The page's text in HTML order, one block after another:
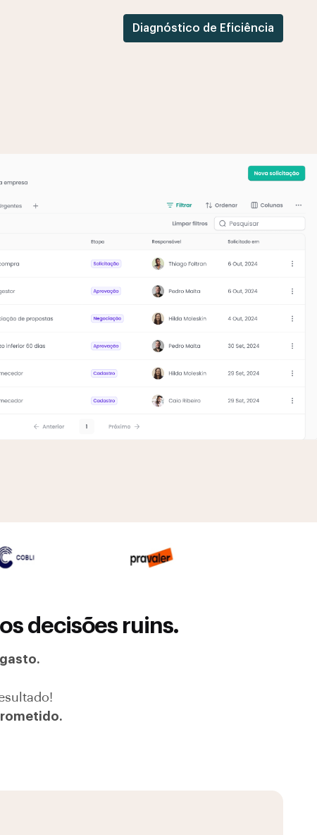
Diagnóstico de Eficiência
decisões ruins.